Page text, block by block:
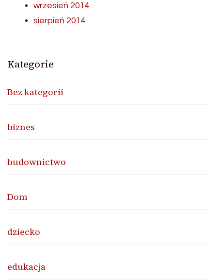
wrzesień 2014
sierpień 2014
Kategorie
Bez kategorii
biznes
budownictwo
Dom
dziecko
edukacja